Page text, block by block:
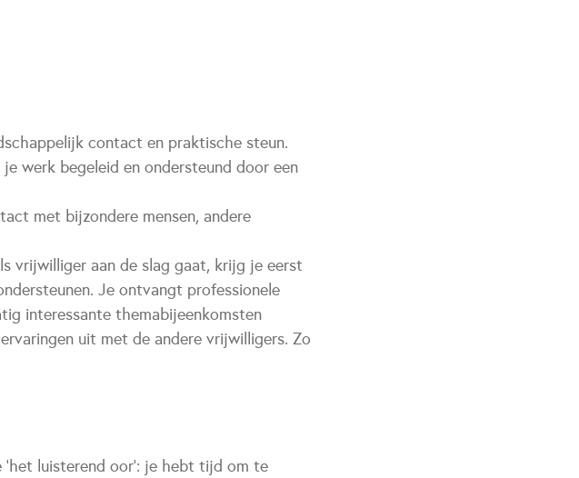
contact en praktische steun.
werk begeleid en ondersteund door een
met bijzondere mensen, andere
vrijwilliger aan de slag gaat, krijg je eerst
Je ontvangt professionele
interessante themabijeenkomsten
uit met de andere vrijwilligers. Zo
luisterend oor’: je hebt tijd om te